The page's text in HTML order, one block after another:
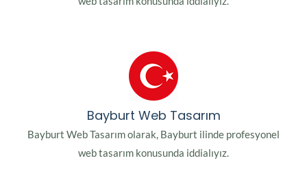
Bayburt Web Tasarım
Bayburt Web Tasarım olarak, Bayburt ilinde profesyonel
web tasarım konusunda iddialıyız.